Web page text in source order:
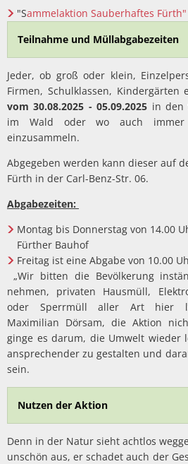
"Sammelaktion Sauberhaftes Fürth"
Teilnahme und Müllabgabezeiten
Jeder, ob groß oder klein,
Firmen, Schulklassen,
vom 30.08.2025 - 05.09.2025 in den
im Wald oder wo auch
einzusammeln.
Abgegeben werden kann dieser auf
Fürth in der Carl-Benz-Str. 06.
Abgabezeiten:
Montag bis Donnerstag von 14.00
Fürther Bauhof
Freitag ist eine Abgabe von 10.00
„Wir bitten die Bevölkerung
nehmen, privaten Hausmüll,
oder Sperrmüll aller Art hier
Maximilian Dörsam, die Aktion
ginge es darum, die Umwelt wieder
ansprechender zu gestalten und
sein.
Nutzen der Aktion
Denn in der Natur sieht achtlos
unschön aus, er schadet auch der